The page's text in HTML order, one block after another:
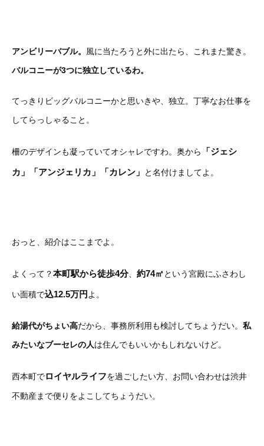
アンビリーバブル。 風に当たろうと外に出たら、これまた驚き。
バルコニーが3つに独立しているわ。
てっきりビッグバルコニーかと思いきや、独立。丁寧なお仕事を
してらっしゃること。
柵のデザインも凝っていてオシャレですわ。奥から 「ジェシ
カ」「アンジェリカ」「カレン」 と名付けましてよ。
おっと、紹介はここまでよ。
よくって？本町駅から徒歩4分、 約74㎡という宮殿にふさわし
い面積で込12.5万円 よ。
給湯代がちょい高だから、事務所利用も検討してちょうだい。 私
みたいなブーセレの人は住んでもいいかもしれないけど。
西本町でロイヤルライフを過ごしたい方、お問い合わせは渋井
不動産まで便りをよこしてちょうだい。